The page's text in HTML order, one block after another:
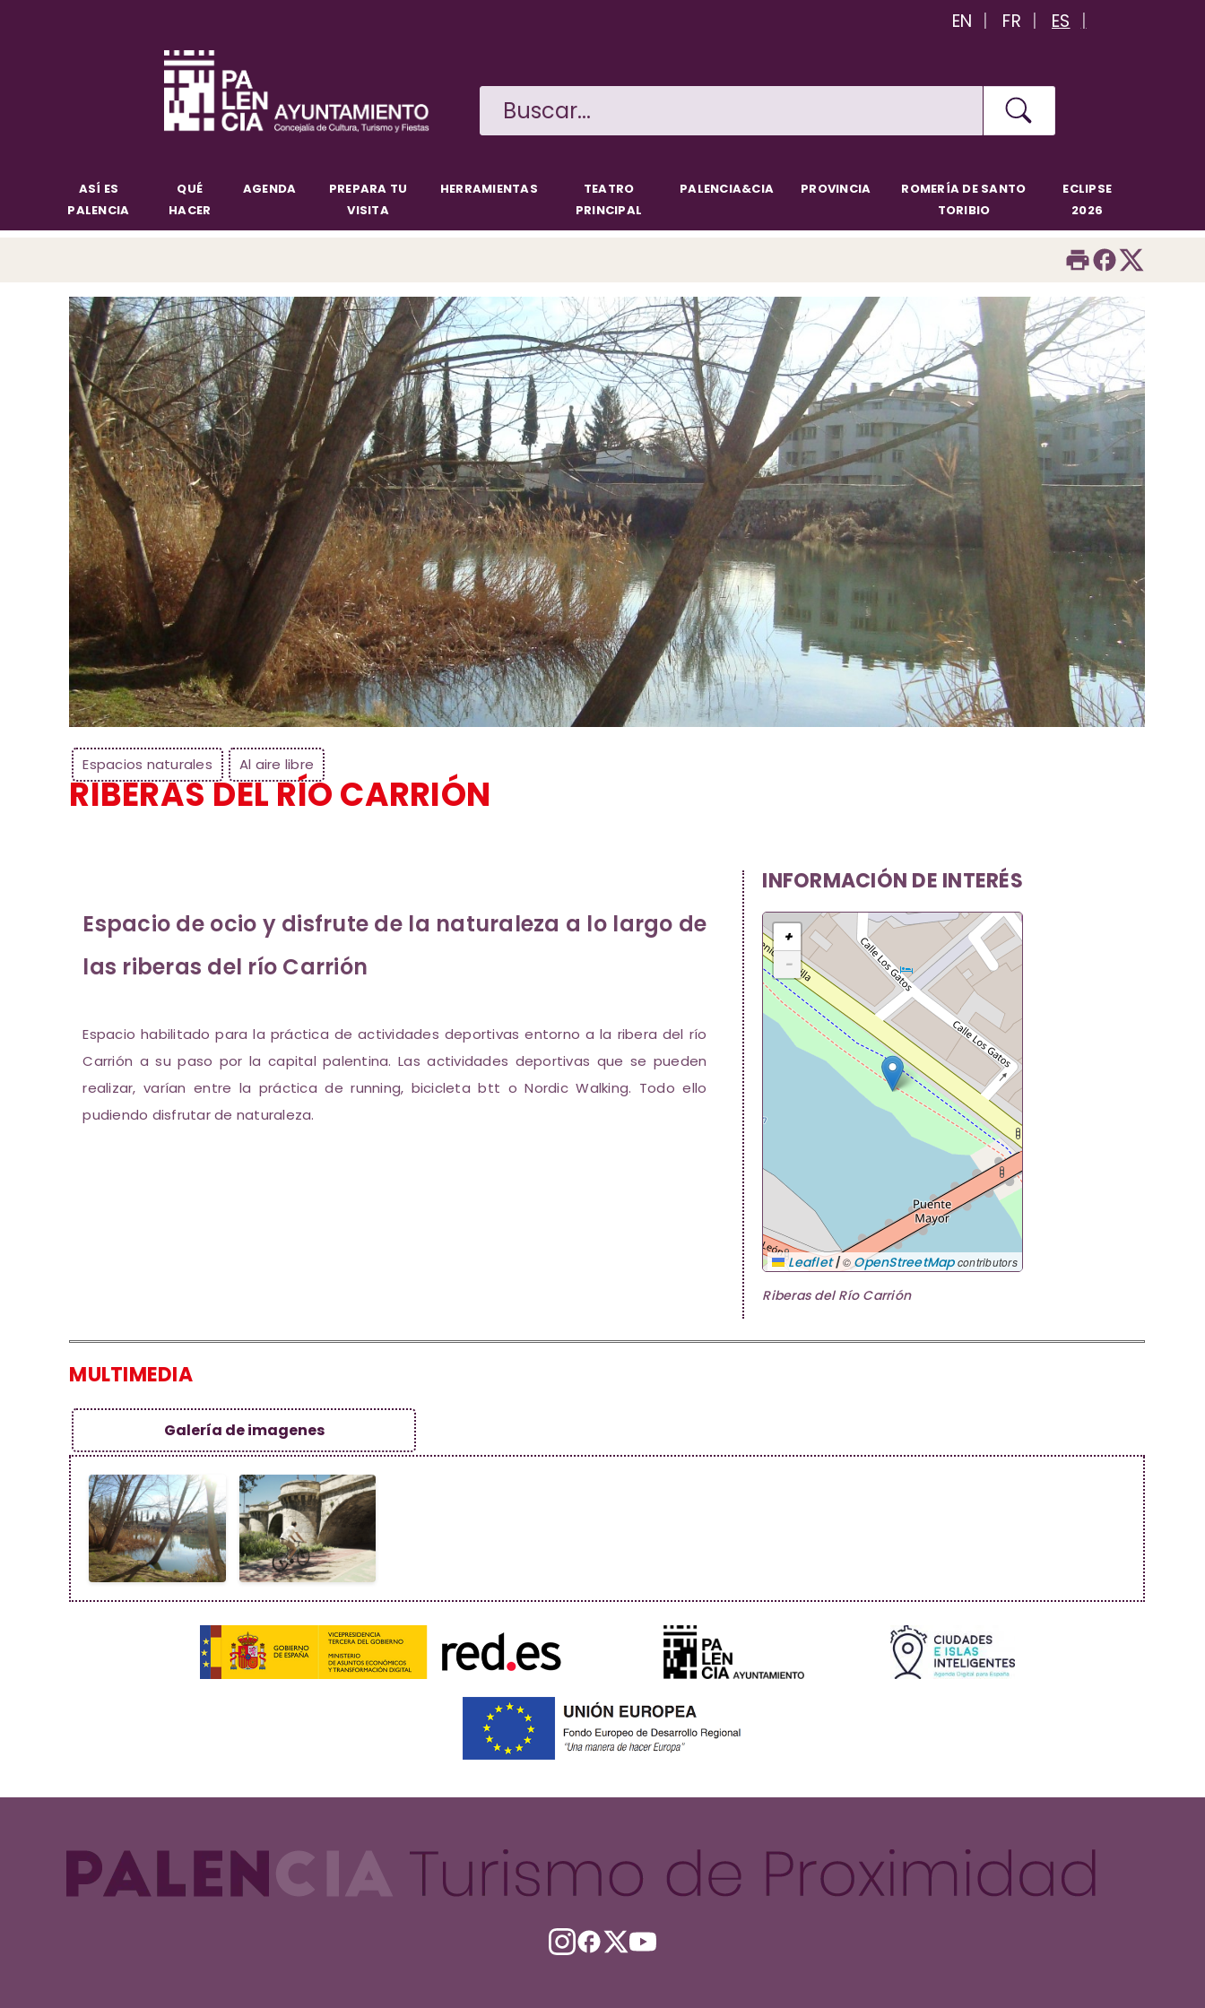
EN FR ES
ASÍ ES
PALENCIA
QUÉ
HACER
AGENDA
PREPARA TU
VISITA
HERRAMIENTAS
TEATRO
PRINCIPAL
PALENCIA&CIA PROVINCIA
ROMERÍA DE SANTO
TORIBIO
ECLIPSE
2026
Espacios naturales Al aire libre
RIBERAS DEL RÍO CARRIÓN
Espacio de ocio y disfrute de la naturaleza a lo largo de
las riberas del río Carrión
Espacio habilitado para la práctica de actividades deportivas entorno a la ribera del río
Carrión a su paso por la capital palentina. Las actividades deportivas que se pueden
realizar, varían entre la práctica de running, bicicleta btt o Nordic Walking. Todo ello
pudiendo disfrutar de naturaleza.
INFORMACIÓN DE INTERÉS
+
−
Leaflet|©OpenStreetMapcontributors
Riberas del Río Carrión
MULTIMEDIA
Galería de imagenes